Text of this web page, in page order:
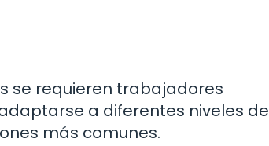
se requieren trabajadores
a diferentes niveles de
más comunes.